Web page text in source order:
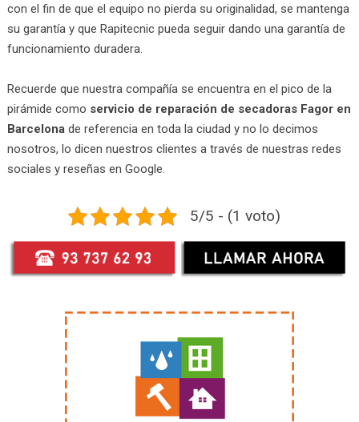
con el fin de que el equipo no pierda su originalidad, se mantenga
su garantía y que Rapitecnic pueda seguir dando una garantía de
funcionamiento duradera.
Recuerde que nuestra compañía se encuentra en el pico de la
pirámide como servicio de reparación de secadoras Fagor en
Barcelonade referencia en toda la ciudad y no lo decimos
nosotros, lo dicen nuestros clientes a través de nuestras redes
sociales y reseñas en Google.
5/5 - (1 voto)